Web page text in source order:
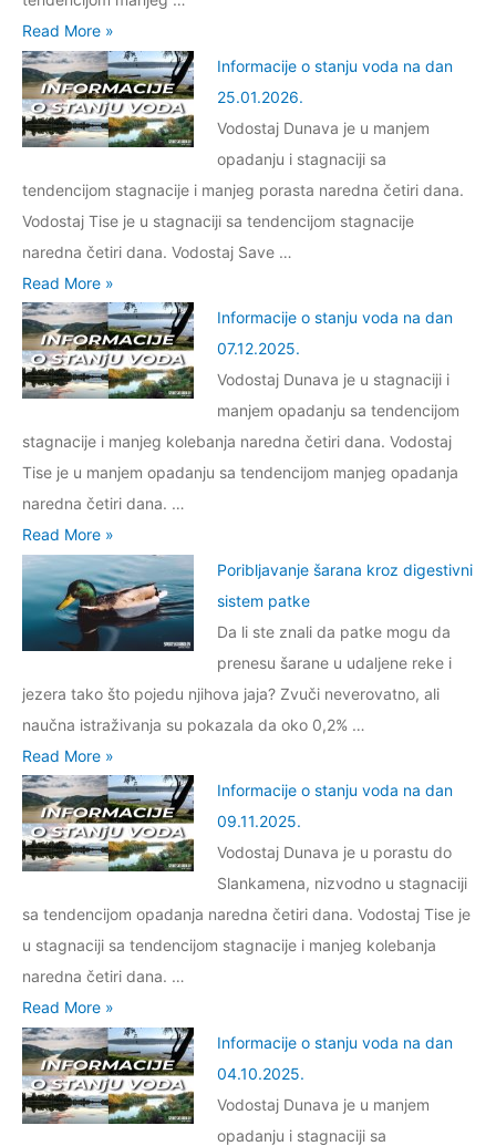
I
n
f
o
r
m
a
c
i
j
e
o
s
a
j
u
d
d
a
n
2
2
0
2
Read More »
Informacije o stanju voda na dan
25.01.2026.
Vodostaj Dunava je u manjem
opadanju i stagnaciji sa
tendencijom stagnacije i manjeg porasta naredna četiri dana.
Vodostaj Tise je u stagnaciji sa tendencijom stagnacije
naredna četiri dana. Vodostaj Save …
I
n
f
o
m
a
c
i
j
e
o
s
t
n
j
u
v
o
d
a
n
2
Read More »
Informacije o stanju voda na dan
07.12.2025.
Vodostaj Dunava je u stagnaciji i
manjem opadanju sa tendencijom
stagnacije i manjeg kolebanja naredna četiri dana. Vodostaj
Tise je u manjem opadanju sa tendencijom manjeg opadanja
naredna četiri dana. …
I
n
f
o
r
m
a
c
i
j
e
o
n
j
u
v
o
Read More »
Poribljavanje šarana kroz digestivni
sistem patke
Da li ste znali da patke mogu da
prenesu šarane u udaljene reke i
jezera tako što pojedu njihova jaja? Zvuči neverovatno, ali
naučna istraživanja su pokazala da oko 0,2% …
P
o
r
i
l
j
a
v
a
n
j
e
Read More »
Informacije o stanju voda na dan
09.11.2025.
Vodostaj Dunava je u porastu do
Slankamena, nizvodno u stagnaciji
sa tendencijom opadanja naredna četiri dana. Vodostaj Tise je
u stagnaciji sa tendencijom stagnacije i manjeg kolebanja
naredna četiri dana. …
I
n
f
o
r
Read More »
Informacije o stanju voda na dan
04.10.2025.
Vodostaj Dunava je u manjem
opadanju i stagnaciji sa